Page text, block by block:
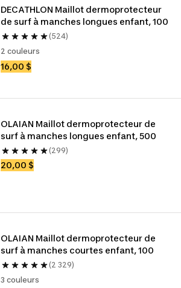
DECATHLON Maillot dermoprotecteur
de surf à manches longues enfant, 100
(524)
2 couleurs
16,00 $
OLAIAN Maillot dermoprotecteur de
surf à manches longues enfant, 500
(299)
20,00 $
OLAIAN Maillot dermoprotecteur de
surf à manches courtes enfant, 100
(2 329)
3 couleurs